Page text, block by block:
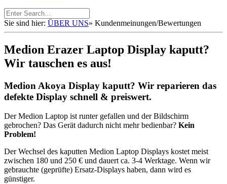
Sie sind hier: ÜBER UNS» Kundenmeinungen/Bewertungen
Medion Erazer Laptop Display kaputt?
Wir tauschen es aus!
Medion Akoya Display kaputt? Wir reparieren das
defekte Display schnell & preiswert.
Der Medion Laptop ist runter gefallen und der Bildschirm
gebrochen? Das Gerät dadurch nicht mehr bedienbar? Kein
Problem!
Der Wechsel des kaputten Medion Laptop Displays kostet meist
zwischen 180 und 250 € und dauert ca. 3-4 Werktage. Wenn wir
gebrauchte (geprüfte) Ersatz-Displays haben, dann wird es
günstiger.